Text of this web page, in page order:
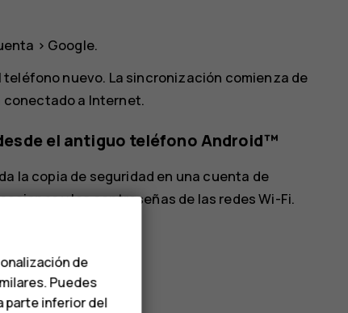
> Google.
nuevo. La sincronización comienza de
a Internet.
el antiguo teléfono Android™
la copia de seguridad en una cuenta de
y las contraseñas de las redes Wi-Fi.
.
de
Puedes
parte inferior del